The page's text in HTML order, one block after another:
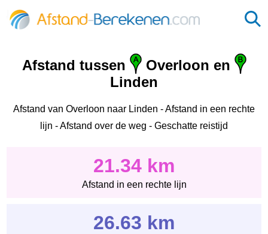
Afstand tussen
Overloon en
Linden
Afstand van Overloon naar Linden - Afstand in een rechte
lijn - Afstand over de weg - Geschatte reistijd
21.34 km
Afstand in een rechte lijn
26.63 km